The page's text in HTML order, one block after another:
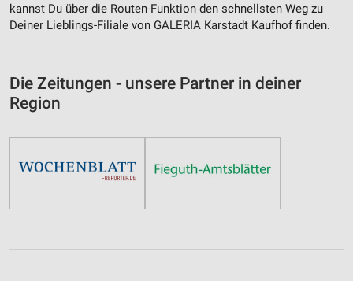
kannst Du über die Routen-Funktion den schnellsten Weg zu
Deiner Lieblings-Filiale von GALERIA Karstadt Kaufhof finden.
Die Zeitungen - unsere Partner in deiner
Region